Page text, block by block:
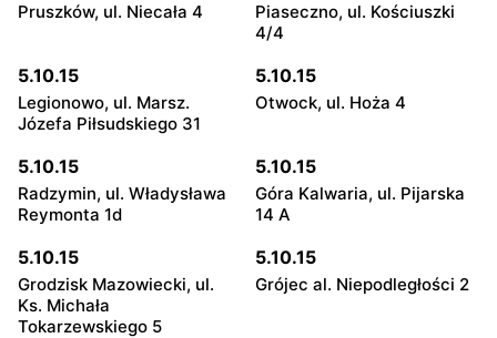
Pruszków, ul. Niecała 4
Piaseczno, ul. Kościuszki
4/4
5.10.15
Legionowo, ul. Marsz.
Józefa Piłsudskiego 31
5.10.15
Otwock, ul. Hoża 4
5.10.15
Radzymin, ul. Władysława
Reymonta 1d
5.10.15
Góra Kalwaria, ul. Pijarska
14 A
5.10.15
Grodzisk Mazowiecki, ul.
Ks. Michała
Tokarzewskiego 5
5.10.15
Grójec al. Niepodległości 2